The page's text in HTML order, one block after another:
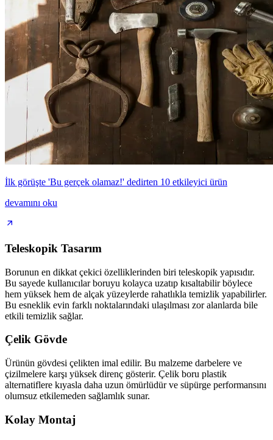
İlk görüşte 'Bu gerçek olamaz!' dedirten 10 etkileyici ürün
devamını oku
Teleskopik Tasarım
Borunun en dikkat çekici özelliklerinden biri teleskopik yapısıdır.
Bu sayede kullanıcılar boruyu kolayca uzatıp kısaltabilir böylece
hem yüksek hem de alçak yüzeylerde rahatlıkla temizlik yapabilirler.
Bu esneklik evin farklı noktalarındaki ulaşılması zor alanlarda bile
etkili temizlik sağlar.
Çelik Gövde
Ürünün gövdesi çelikten imal edilir. Bu malzeme darbelere ve
çizilmelere karşı yüksek direnç gösterir. Çelik boru plastik
alternatiflere kıyasla daha uzun ömürlüdür ve süpürge performansını
olumsuz etkilemeden sağlamlık sunar.
Kolay Montaj